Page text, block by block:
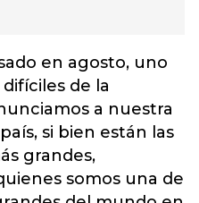
en agosto, uno
de la
a nuestra
si bien están las
grandes,
somos una de